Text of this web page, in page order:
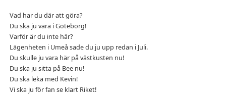
Vad har du där att göra?
Du ska ju vara i Göteborg!
Varför är du inte här?
Lägenheten i Umeå sade du ju upp redan i Juli.
Du skulle ju vara här på västkusten nu!
Du ska ju sitta på Bee nu!
Du ska leka med Kevin!
Vi ska ju för fan se klart Riket!